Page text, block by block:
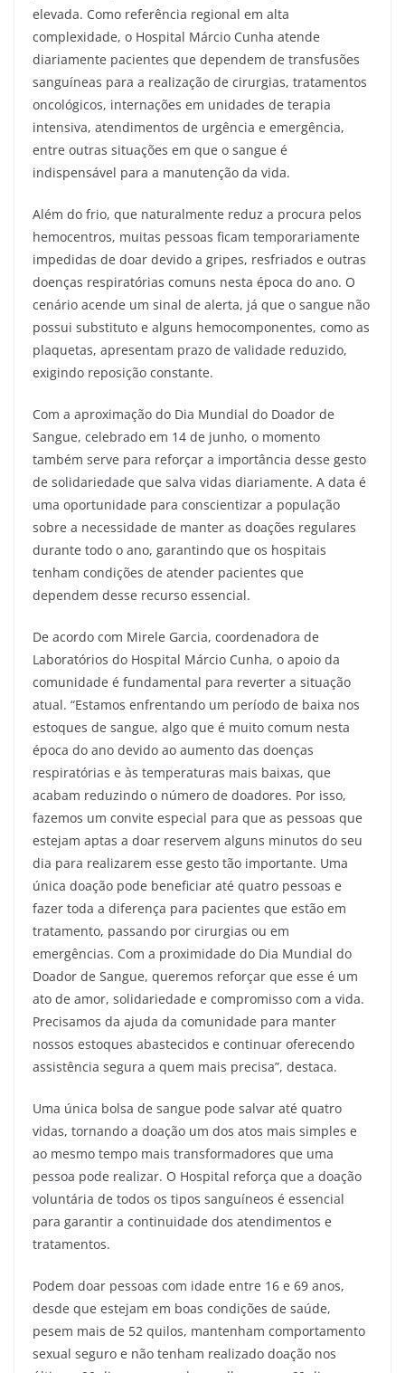
elevada. Como referência regional em alta
complexidade, o Hospital Márcio Cunha atende
diariamente pacientes que dependem de transfusões
sanguíneas para a realização de cirurgias, tratamentos
oncológicos, internações em unidades de terapia
intensiva, atendimentos de urgência e emergência,
entre outras situações em que o sangue é
indispensável para a manutenção da vida.
Além do frio, que naturalmente reduz a procura pelos
hemocentros, muitas pessoas ficam temporariamente
impedidas de doar devido a gripes, resfriados e outras
doenças respiratórias comuns nesta época do ano. O
cenário acende um sinal de alerta, já que o sangue não
possui substituto e alguns hemocomponentes, como as
plaquetas, apresentam prazo de validade reduzido,
exigindo reposição constante.
Com a aproximação do Dia Mundial do Doador de
Sangue, celebrado em 14 de junho, o momento
também serve para reforçar a importância desse gesto
de solidariedade que salva vidas diariamente. A data é
uma oportunidade para conscientizar a população
sobre a necessidade de manter as doações regulares
durante todo o ano, garantindo que os hospitais
tenham condições de atender pacientes que
dependem desse recurso essencial.
De acordo com Mirele Garcia, coordenadora de
Laboratórios do Hospital Márcio Cunha, o apoio da
comunidade é fundamental para reverter a situação
atual. “Estamos enfrentando um período de baixa nos
estoques de sangue, algo que é muito comum nesta
época do ano devido ao aumento das doenças
respiratórias e às temperaturas mais baixas, que
acabam reduzindo o número de doadores. Por isso,
fazemos um convite especial para que as pessoas que
estejam aptas a doar reservem alguns minutos do seu
dia para realizarem esse gesto tão importante. Uma
única doação pode beneficiar até quatro pessoas e
fazer toda a diferença para pacientes que estão em
tratamento, passando por cirurgias ou em
emergências. Com a proximidade do Dia Mundial do
Doador de Sangue, queremos reforçar que esse é um
ato de amor, solidariedade e compromisso com a vida.
Precisamos da ajuda da comunidade para manter
nossos estoques abastecidos e continuar oferecendo
assistência segura a quem mais precisa”, destaca.
Uma única bolsa de sangue pode salvar até quatro
vidas, tornando a doação um dos atos mais simples e
ao mesmo tempo mais transformadores que uma
pessoa pode realizar. O Hospital reforça que a doação
voluntária de todos os tipos sanguíneos é essencial
para garantir a continuidade dos atendimentos e
tratamentos.
Podem doar pessoas com idade entre 16 e 69 anos,
desde que estejam em boas condições de saúde,
pesem mais de 52 quilos, mantenham comportamento
sexual seguro e não tenham realizado doação nos